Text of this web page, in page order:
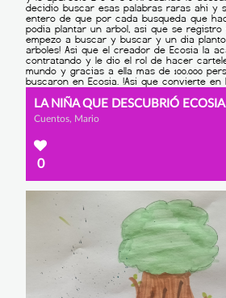
LA NIÑA QUE DESCUBRIÓ ECOSIA
Cuentos, Mario
0